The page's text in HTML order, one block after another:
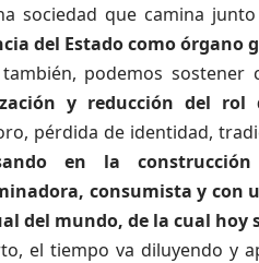
sociedad que camina
del Estado como órgano
también, podemos
y reducción del rol
pérdida de identidad,
en la
consumista y con
del mundo, de la cual hoy
el tiempo va diluyendo y